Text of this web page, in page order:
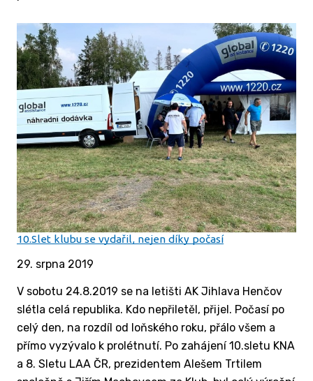
10.Slet klubu se vydařil, nejen díky počasí
29. srpna 2019
V sobotu 24.8.2019 se na letišti AK Jihlava Henčov
slétla celá republika. Kdo nepřiletěl, přijel. Počasí po
celý den, na rozdíl od loňského roku, přálo všem a
přímo vyzývalo k prolétnutí. Po zahájení 10.sletu KNA
a 8. Sletu LAA ČR, prezidentem Alešem Trtilem